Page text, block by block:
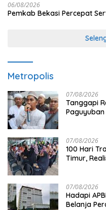
06/08/2026
Pemkab Bekasi Percepat
Metropolis
07/08/2026
Tanggapi
07/08/2026
100 Hari
Timur,
07/08/2026
Hadapi
Belanja